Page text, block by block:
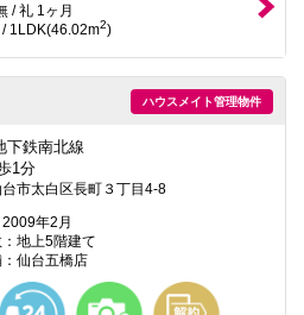
/ 礼 1ヶ月
1LDK(46.02m2)
ハウスメイト管理物件
下鉄南北線
1分
市太白区長町３丁目4-8
年2月
地上5階建て
仙台五橋店